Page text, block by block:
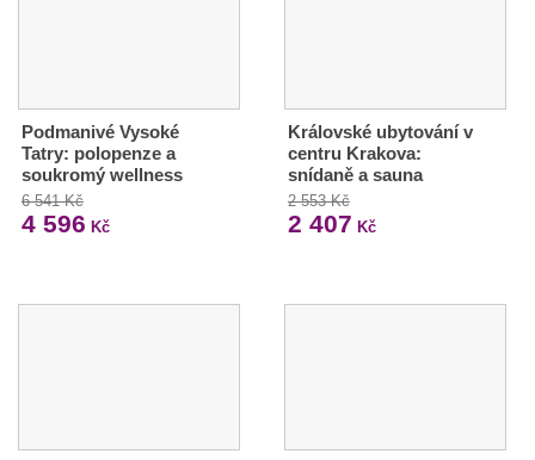
Podmanivé Vysoké
Tatry: polopenze a
soukromý wellness
6 541 Kč
4 596 Kč
Královské ubytování v
centru Krakova:
snídaně a sauna
2 553 Kč
2 407 Kč